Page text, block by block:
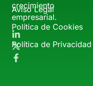
crecimiento
empresarial.
Aviso Legal
Política de Cookies
Política de Privacidad